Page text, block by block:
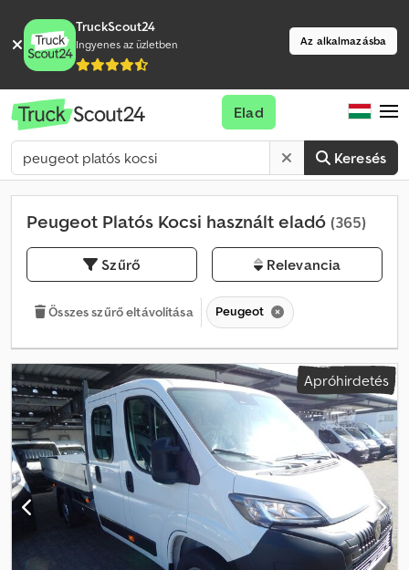
TruckScout24
Ingyenes az üzletben Az alkalmazásba
Keresés
Elad
Peugeot Platós Kocsi használt eladó (365)
Szűrő Relevancia
Összes szűrő eltávolítása Peugeot
Apróhirdetés